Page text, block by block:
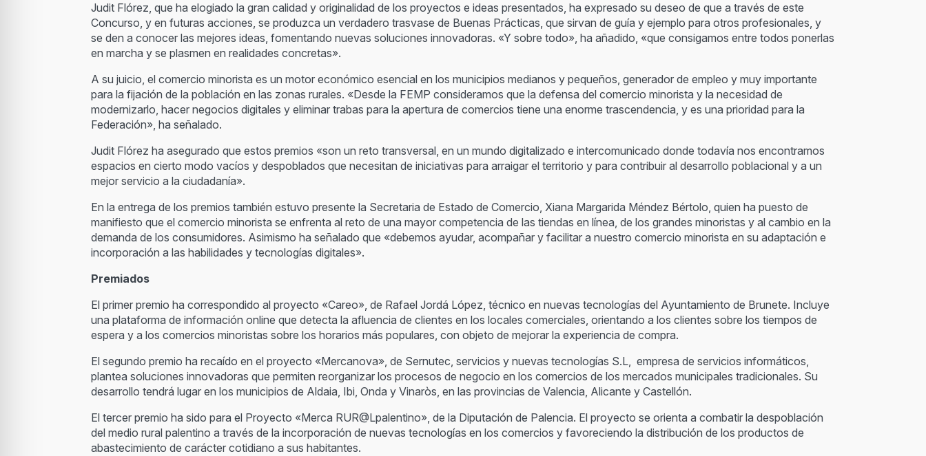
Judit Flórez, que ha elogiado la gran calidad y originalidad de los proyectos e ideas presentados, ha expresado su deseo de que a través de este
Concurso, y en futuras acciones, se produzca un verdadero trasvase de Buenas Prácticas, que sirvan de guía y ejemplo para otros profesionales, y
se den a conocer las mejores ideas, fomentando nuevas soluciones innovadoras. «Y sobre todo», ha añadido, «que consigamos entre todos ponerlas
en marcha y se plasmen en realidades concretas».
A su juicio, el comercio minorista es un motor económico esencial en los municipios medianos y pequeños, generador de empleo y muy importante
para la fijación de la población en las zonas rurales. «Desde la FEMP consideramos que la defensa del comercio minorista y la necesidad de
modernizarlo, hacer negocios digitales y eliminar trabas para la apertura de comercios tiene una enorme trascendencia, y es una prioridad para la
Federación», ha señalado.
Judit Flórez ha asegurado que estos premios «son un reto transversal, en un mundo digitalizado e intercomunicado donde todavía nos encontramos
espacios en cierto modo vacíos y despoblados que necesitan de iniciativas para arraigar el territorio y para contribuir al desarrollo poblacional y a un
mejor servicio a la ciudadanía».
En la entrega de los premios también estuvo presente la Secretaria de Estado de Comercio, Xiana Margarida Méndez Bértolo, quien ha puesto de
manifiesto que el comercio minorista se enfrenta al reto de una mayor competencia de las tiendas en línea, de los grandes minoristas y al cambio en la
demanda de los consumidores. Asimismo ha señalado que «debemos ayudar, acompañar y facilitar a nuestro comercio minorista en su adaptación e
incorporación a las habilidades y tecnologías digitales».
Premiados
El primer premio ha correspondido al proyecto «Careo», de Rafael Jordá López, técnico en nuevas tecnologías del Ayuntamiento de Brunete. Incluye
una plataforma de información online que detecta la afluencia de clientes en los locales comerciales, orientando a los clientes sobre los tiempos de
espera y a los comercios minoristas sobre los horarios más populares, con objeto de mejorar la experiencia de compra.
El segundo premio ha recaído en el proyecto «Mercanova», de Sernutec, servicios y nuevas tecnologías S.L, empresa de servicios informáticos,
plantea soluciones innovadoras que permiten reorganizar los procesos de negocio en los comercios de los mercados municipales tradicionales. Su
desarrollo tendrá lugar en los municipios de Aldaia, Ibi, Onda y Vinaròs, en las provincias de Valencia, Alicante y Castellón.
El tercer premio ha sido para el Proyecto «Merca RUR@Lpalentino», de la Diputación de Palencia. El proyecto se orienta a combatir la despoblación
del medio rural palentino a través de la incorporación de nuevas tecnologías en los comercios y favoreciendo la distribución de los productos de
abastecimiento de carácter cotidiano a sus habitantes.